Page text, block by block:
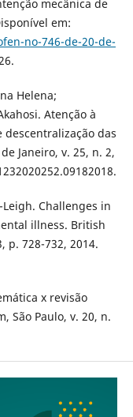
mecânica de
em:
no-746-de-20-de-
Helena;
Atenção à
das
Janeiro, v. 25, n. 2,
Leigh. Challenges in
illness. British
p. 728-732, 2014.
x revisão
São Paulo, v. 20, n.